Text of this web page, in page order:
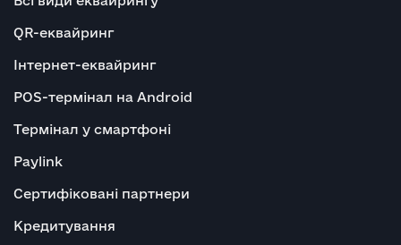
QR-еквайринг
Інтернет-еквайринг
POS-термінал на Android
Термінал у смартфоні
Paylink
Сертифіковані партнери
Кредитування